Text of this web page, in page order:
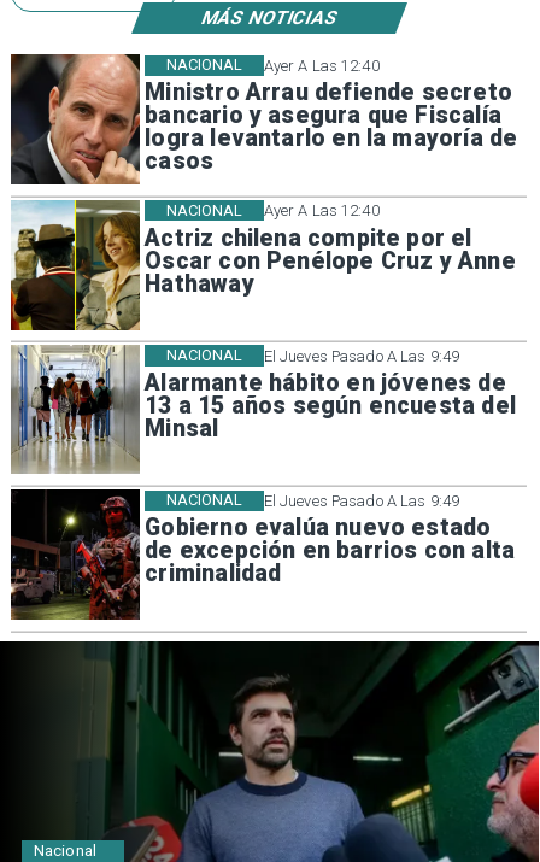
MÁS NOTICIAS
Ayer A Las 12:40
Ministro Arrau defiende secreto
bancario y asegura que Fiscalía
logra levantarlo en la mayoría de
casos
NACIONAL
Ayer A Las 12:40
Actriz chilena compite por el
Oscar con Penélope Cruz y Anne
Hathaway
NACIONAL
El Jueves Pasado A Las 9:49
Alarmante hábito en jóvenes de
13 a 15 años según encuesta del
Minsal
NACIONAL
El Jueves Pasado A Las 9:49
Gobierno evalúa nuevo estado
de excepción en barrios con alta
criminalidad
NACIONAL
Nacional